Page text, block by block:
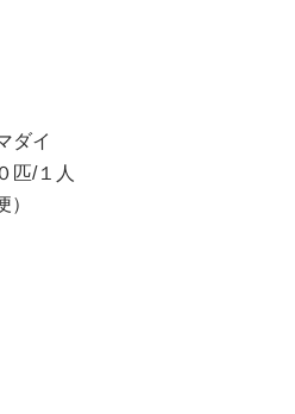
ダイ
匹/１人